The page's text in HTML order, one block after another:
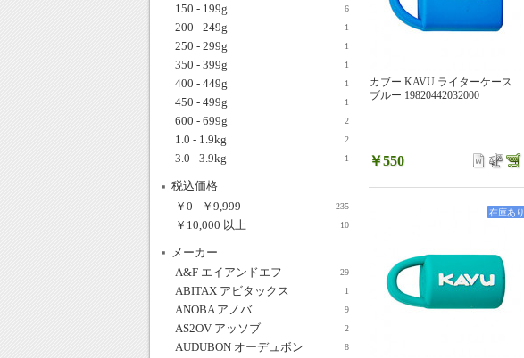
カブー KAVU ライターケース
ブルー 19820442032000
￥550
在庫あり
150 - 199g 6
200 - 249g 1
250 - 299g 1
350 - 399g 1
400 - 449g 1
450 - 499g 1
600 - 699g 2
1.0 - 1.9kg 2
3.0 - 3.9kg 1
税込価格
￥0 - ￥9,999 235
￥10,000 以上 10
メーカー
A&F エイアンドエフ
29
ABITAX アビタックス 1
ANOBA アノバ 9
AS2OV アッソブ 2
AUDUBON オーデュボン 8